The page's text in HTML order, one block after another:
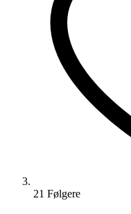
21 Følgere